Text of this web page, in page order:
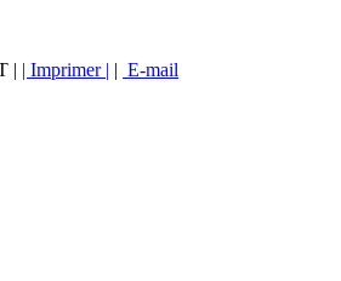
| | Imprimer | | E-mail